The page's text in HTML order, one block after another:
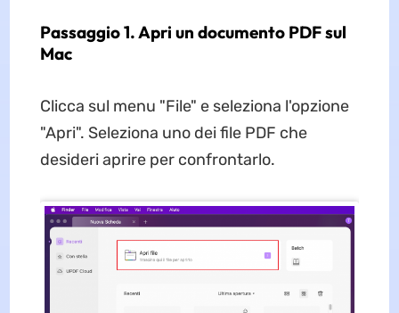
Passaggio 1. Apri un documento PDF sul
Mac
Clicca sul menu "File" e seleziona l'opzione
"Apri". Seleziona uno dei file PDF che
desideri aprire per confrontarlo.